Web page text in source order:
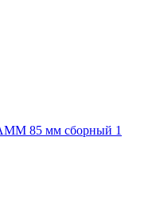
85 мм сборный 1